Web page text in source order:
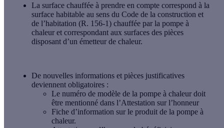
La surface chauffée à prendre en compte correspond à la
surface habitable au sens du Code de la construction et
de l’habitation (R. 156-1) chauffée par la pompe à
chaleur et correspondant aux surfaces des pièces
disposant d’un émetteur de chaleur.
De nouvelles informations et pièces justificatives
deviennent obligatoires :
Le numéro de modèle de la pompe à chaleur doit
être mentionné dans l’Attestation sur l’honneur
Fiche d’information sur le produit de la pompe à
chaleur.